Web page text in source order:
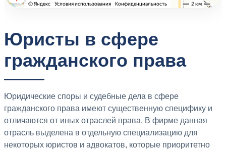
Юристы в сфере
гражданского права
Юридические споры и судебные дела в сфере
гражданского права имеют существенную специфику и
отличаются от иных отраслей права. В фирме данная
отрасль выделена в отдельную специализацию для
некоторых юристов и адвокатов, которые приоритетно